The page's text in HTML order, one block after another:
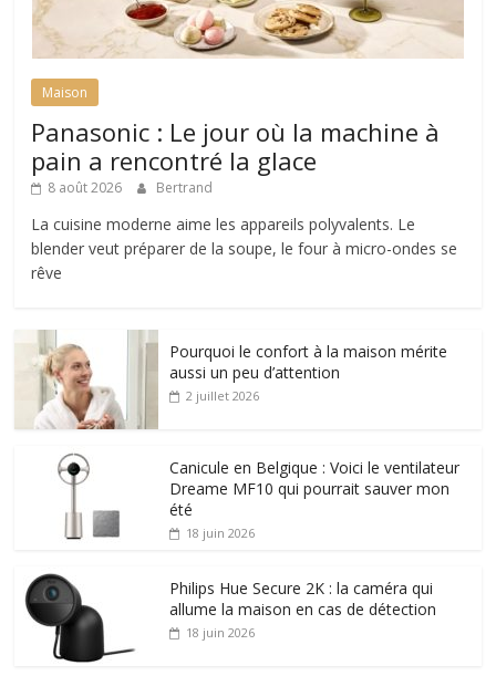
Maison
Panasonic : Le jour où la machine à
pain a rencontré la glace
8 août 2026 Bertrand
La cuisine moderne aime les appareils polyvalents. Le
blender veut préparer de la soupe, le four à micro-ondes se
rêve
Pourquoi le confort à la maison mérite
aussi un peu d’attention
2 juillet 2026
Canicule en Belgique : Voici le ventilateur
Dreame MF10 qui pourrait sauver mon
été
18 juin 2026
Philips Hue Secure 2K : la caméra qui
allume la maison en cas de détection
18 juin 2026